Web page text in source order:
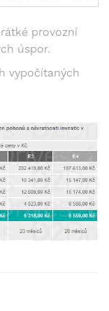
provozní
úspor.
vypočítaných